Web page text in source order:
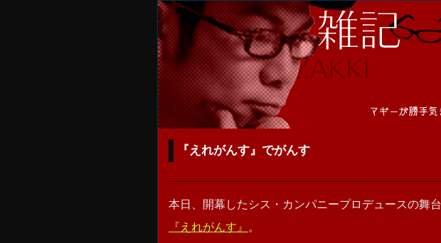
『えれがんす』でがんす
本日、開幕したシス・カンパニープロデュースの舞台
『えれがんす』
。